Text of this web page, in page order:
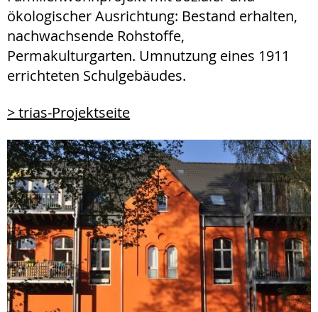
ökologischer Ausrichtung: Bestand erhalten,
nachwachsende Rohstoffe,
Permakulturgarten. Umnutzung eines 1911
errichteten Schulgebäudes.
> trias-Projektseite